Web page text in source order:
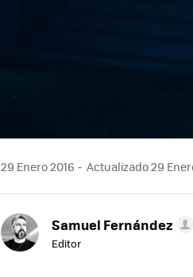
29 Enero 2016 Actualizado 29
Samuel Fernández
Editor